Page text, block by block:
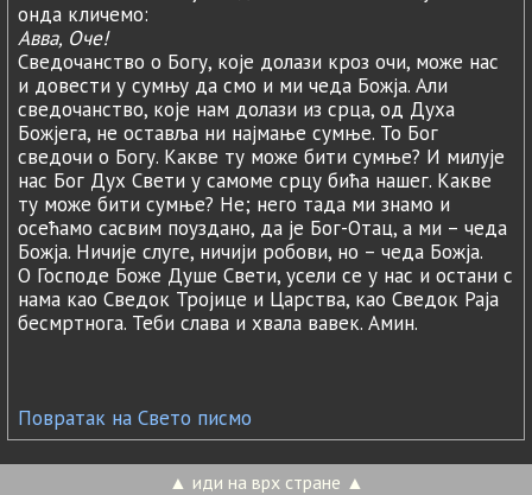
онда кличемо:
Авва, Оче!
Сведочанство о Богу, које долази кроз очи, може нас
и довести у сумњу да смо и ми чеда Божја. Али
сведочанство, које нам долази из срца, од Духа
Божјега, не оставља ни најмање сумње. То Бог
сведочи о Богу. Какве ту може бити сумње? И милује
нас Бог Дух Свети у самоме срцу бића нашег. Какве
ту може бити сумње? Не; него тада ми знамо и
осећамо сасвим поуздано, да је Бог-Отац, а ми – чеда
Божја. Ничије слуге, ничији робови, но – чеда Божја.
О Господе Боже Душе Свети, усели се у нас и остани с
нама као Сведок Тројице и Царства, као Сведок Раја
бесмртнога. Теби слава и хвала вавек. Амин.
Повратак на Свето писмо
▲ иди на врх стране ▲